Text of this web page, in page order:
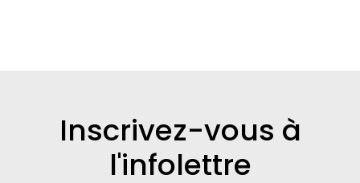
Inscrivez-vous à
l'infolettre